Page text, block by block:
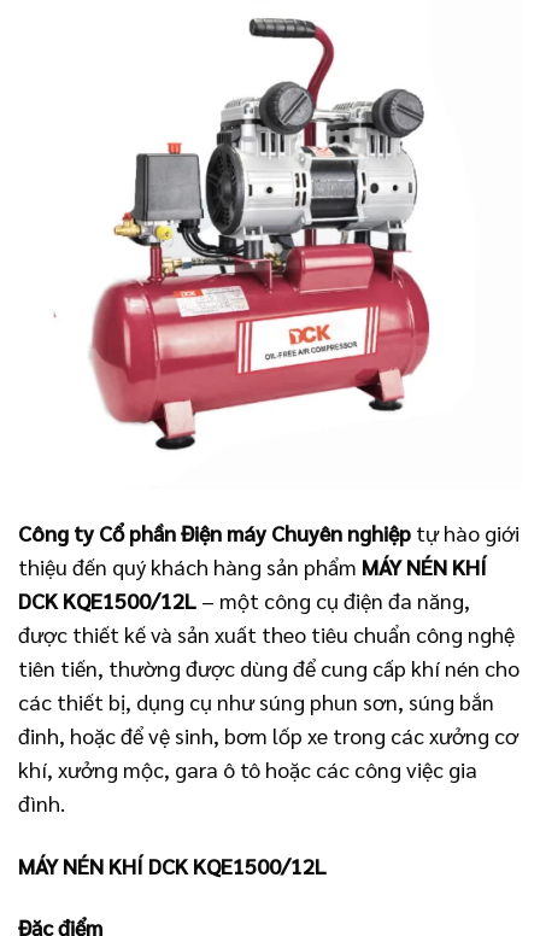
Công ty Cổ phần Điện máy Chuyên nghiệp tự hào giới
thiệu đến quý khách hàng sản phẩm MÁY NÉN KHÍ
DCK KQE1500/12L – một công cụ điện đa năng,
được thiết kế và sản xuất theo tiêu chuẩn công nghệ
tiên tiến, thường được dùng để cung cấp khí nén cho
các thiết bị, dụng cụ như súng phun sơn, súng bắn
đinh, hoặc để vệ sinh, bơm lốp xe trong các xưởng cơ
khí, xưởng mộc, gara ô tô hoặc các công việc gia
đình.
MÁY NÉN KHÍ DCK KQE1500/12L
Đặc điểm